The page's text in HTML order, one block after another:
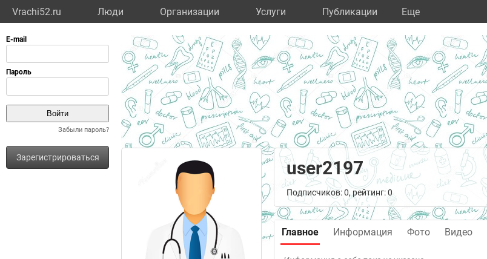
Vrachi52.ru Люди Организации Услуги Публикации Eще
Забыли пароль?
Зарегистрироваться user2197
Подписчиков: 0, рейтинг: 0
Главное Информация Фото Видео